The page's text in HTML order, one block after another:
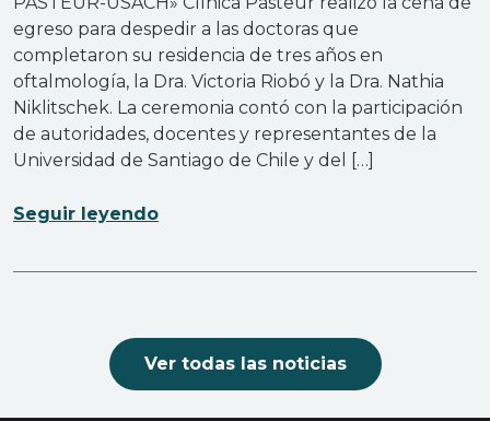
egreso para despedir a las doctoras que
completaron su residencia de tres años en
oftalmología, la Dra. Victoria Riobó y la Dra. Nathia
Niklitschek. La ceremonia contó con la participación
de autoridades, docentes y representantes de la
Universidad de Santiago de Chile y del […]
Seguir leyendo
Ver todas las noticias